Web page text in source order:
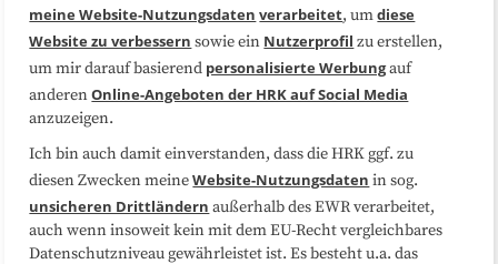
Datenschutzerklärung Impressum
Sitemap
Folgen Sie uns
meine Website-Nutzungsdaten verarbeitet, umdiese
Website zu verbessern sowie ein Nutzerprofil zu erstellen,
um mir darauf basierend personalisierte Werbungauf
anderenOnline-Angeboten der HRK auf Social Media
anzuzeigen.
Ich bin auch damit einverstanden, dass die HRK ggf. zu
diesen Zwecken meineWebsite-Nutzungsdaten in sog.
unsicheren Drittländern außerhalb des EWR verarbeitet,
auch wenn insoweit kein mit dem EU-Recht vergleichbares
Datenschutzniveau gewährleistet ist. Es besteht u.a. das